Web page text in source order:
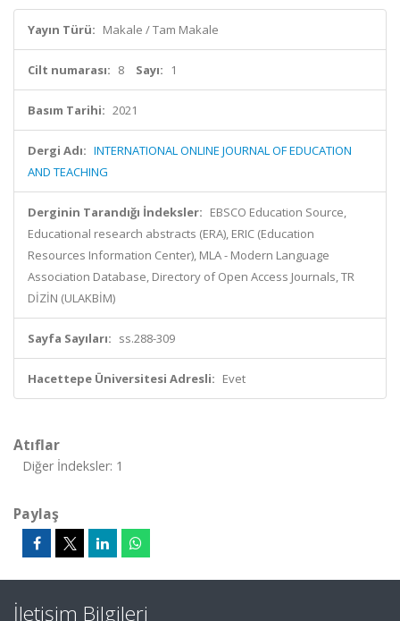
Yayın Türü: Makale / Tam Makale
Cilt numarası: 8 Sayı: 1
Basım Tarihi: 2021
Dergi Adı: INTERNATIONAL ONLINE JOURNAL OF EDUCATION
AND TEACHING
Derginin Tarandığı İndeksler: EBSCO Education Source,
Educational research abstracts (ERA), ERIC (Education
Resources Information Center), MLA - Modern Language
Association Database, Directory of Open Access Journals, TR
DİZİN (ULAKBİM)
Sayfa Sayıları: ss.288-309
Hacettepe Üniversitesi Adresli: Evet
Atıflar
Diğer İndeksler: 1
Paylaş
İletişim Bilgileri